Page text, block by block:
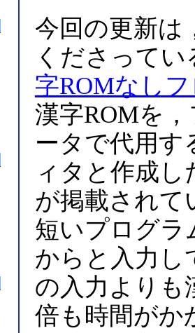
今回の更新は
くださって
字ROMなし
漢字ROMを
ータで代用す
ィタと作成
が掲載されて
短いプログラ
からと入力し
の入力よりも
倍も時間がか